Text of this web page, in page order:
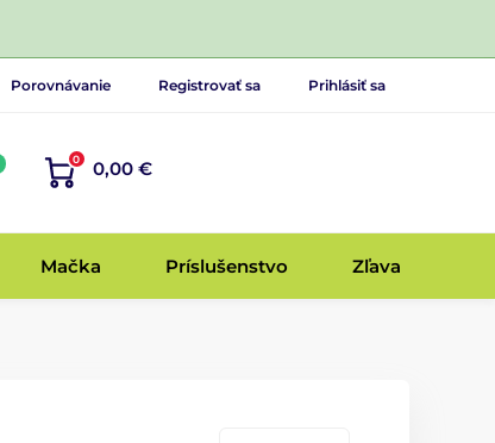
Porovnávanie Registrovať sa Prihlásiť sa
0 0,00 €
Mačka Príslušenstvo Zľava